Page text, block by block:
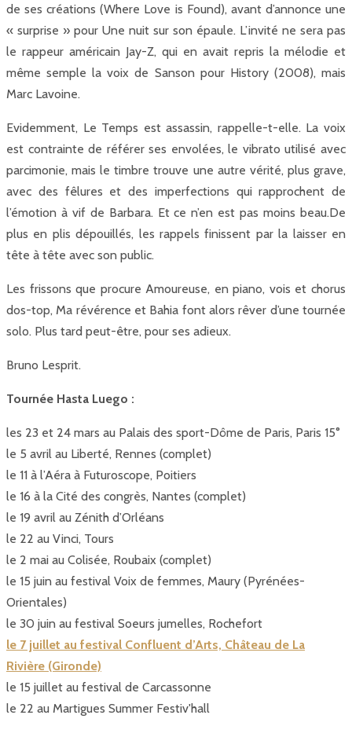
de ses créations (Where Love is Found), avant d’annonce une
« surprise » pour Une nuit sur son épaule. L’invité ne sera pas
le rappeur américain Jay-Z, qui en avait repris la mélodie et
même semple la voix de Sanson pour History (2008), mais
Marc Lavoine.
Evidemment, Le Temps est assassin, rappelle-t-elle. La voix
est contrainte de référer ses envolées, le vibrato utilisé avec
parcimonie, mais le timbre trouve une autre vérité, plus grave,
avec des fêlures et des imperfections qui rapprochent de
l’émotion à vif de Barbara. Et ce n’en est pas moins beau.De
plus en plis dépouillés, les rappels finissent par la laisser en
tête à tête avec son public.
Les frissons que procure Amoureuse, en piano, vois et chorus
dos-top, Ma révérence et Bahia font alors rêver d’une tournée
solo. Plus tard peut-être, pour ses adieux.
Bruno Lesprit.
Tournée Hasta Luego :
les 23 et 24 mars au Palais des sport-Dôme de Paris, Paris 15°
le 5 avril au Liberté, Rennes (complet)
le 11 à l’Aéra à Futuroscope, Poitiers
le 16 à la Cité des congrès, Nantes (complet)
le 19 avril au Zénith d’Orléans
le 22 au Vinci, Tours
le 2 mai au Colisée, Roubaix (complet)
le 15 juin au festival Voix de femmes, Maury (Pyrénées-
Orientales)
le 30 juin au festival Soeurs jumelles, Rochefort
le 7 juillet au festival Confluent d’Arts, Château de La
Rivière (Gironde)
le 15 juillet au festival de Carcassonne
le 22 au Martigues Summer Festiv'hall